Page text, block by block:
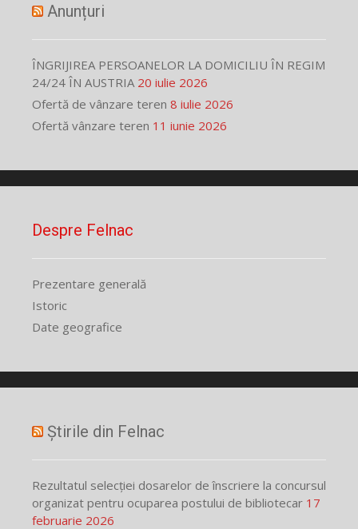
Anunțuri
ÎNGRIJIREA PERSOANELOR LA DOMICILIU ÎN REGIM
24/24 ÎN AUSTRIA 20 iulie 2026
Ofertă de vânzare teren 8 iulie 2026
Ofertă vânzare teren 11 iunie 2026
Despre Felnac
Prezentare generală
Istoric
Date geografice
Știrile din Felnac
Rezultatul selecției dosarelor de înscriere la concursul
organizat pentru ocuparea postului de bibliotecar 17
februarie 2026